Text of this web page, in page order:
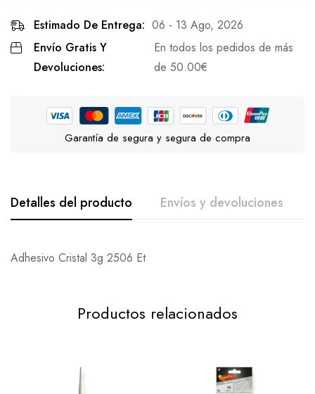
Estimado De Entrega: 06 - 13 Ago, 2026
Envío Gratis Y
Devoluciones:
En todos los pedidos de más
de50.00€
Garantía de segura y segura de compra
Detalles del producto Envíos y devoluciones
Adhesivo Cristal 3g 2506 Et
De La Calificación Y Revisión De
Escribe una reseña
Todavía no hay comentarios.
Pregunta Y Respuesta
Productos relacionados